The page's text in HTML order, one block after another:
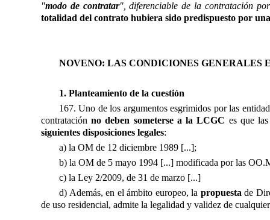
"modo de contratar", diferenciable de la contratación
totalidad del contrato hubiera sido predispuesto por
NOVENO: LAS CONDICIONES GENERALES
1. Planteamiento de la cuestión
167. Uno de los argumentos esgrimidos por las
contrataciónno deben someterse a la LCGC es que
siguientes disposiciones legales:
a) la OM de 12 diciembre 1989 [...];
b) la OM de 5 mayo 1994 [...] modificada por las
c) la Ley 2/2009, de 31 de marzo [...]
d) Además, en el ámbito europeo, la propuestade
de uso residencial, admite la legalidad y validez de